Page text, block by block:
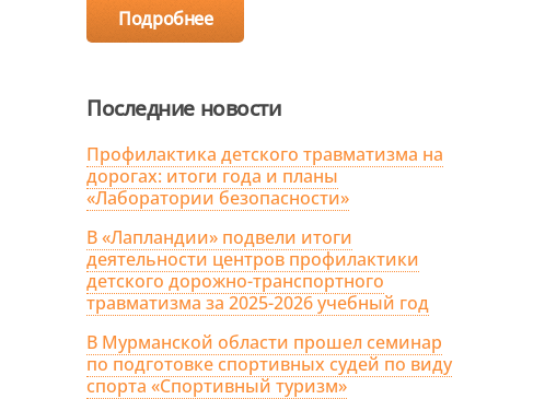
Подробнее
Последние новости
Профилактика детского травматизма на
дорогах: итоги года и планы
«Лаборатории безопасности»
В «Лапландии» подвели итоги
деятельности центров профилактики
детского дорожно-транспортного
травматизма за 2025-2026 учебный год
В Мурманской области прошел семинар
по подготовке спортивных судей по виду
спорта «Спортивный туризм»